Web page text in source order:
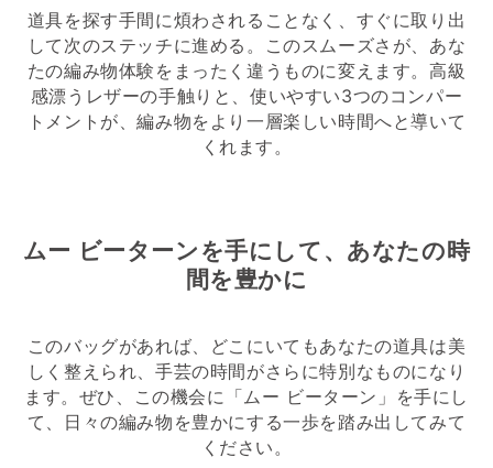
道具を探す手間に煩わされることなく、すぐに取り出
して次のステッチに進める。このスムーズさが、あな
たの編み物体験をまったく違うものに変えます。高級
感漂うレザーの手触りと、使いやすい3つのコンパー
トメントが、編み物をより一層楽しい時間へと導いて
くれます。
ムー ビーターンを手にして、あなたの時
間を豊かに
このバッグがあれば、どこにいてもあなたの道具は美
しく整えられ、手芸の時間がさらに特別なものになり
ます。ぜひ、この機会に「ムー ビーターン」を手にし
て、日々の編み物を豊かにする一歩を踏み出してみて
ください。